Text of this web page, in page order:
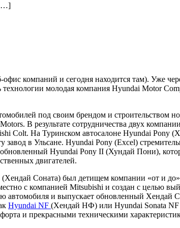
[…]
компаний и сегодня находится там). Уже
молодая компания Hyundai Motor
под своим брендом и строительством
В результате сотрудничества двух
Colt. На Туринском автосалоне Hyundai Pony
в Ульсане. Hyundai Pony (Excel)
Hyundai Pony II (Хундай Пони),
двигателей.
(Хендай Соната) был детищем компании «от и
с компанией Mitsubishi и создан с целью
автомобиля и выпускает обновленный Хендай
Hyundai NF (Хендай НФ) или Hyundai Sonata
и прекрасными техническими